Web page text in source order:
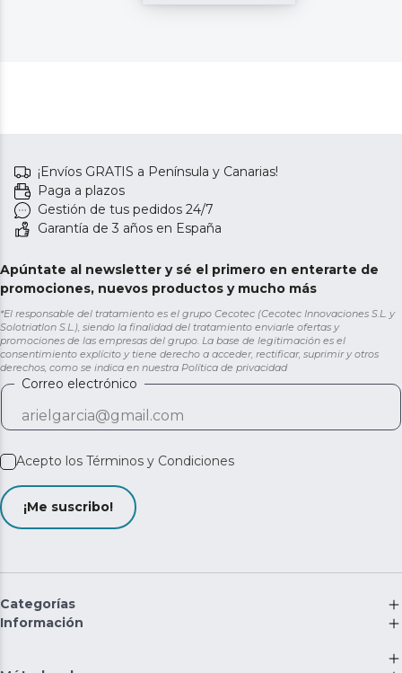
¡Envíos GRATIS a Península y Canarias!
Paga a plazos
Gestión de tus pedidos 24/7
Garantía de 3 años en España
Apúntate al newsletter y sé el primero en enterarte de
promociones, nuevos productos y mucho más
*El responsable del tratamiento es el grupo Cecotec (Cecotec Innovaciones S.L. y
Solotriatlon S.L.), siendo la finalidad del tratamiento enviarle ofertas y
promociones de las empresas del grupo. La base de legitimación es el
consentimiento explícito y tiene derecho a acceder, rectificar, suprimir y otros
derechos, como se indica en nuestra Política de privacidad
Correo electrónico
Acepto los Términos y Condiciones
¡Me suscribo!
Categorías
Información